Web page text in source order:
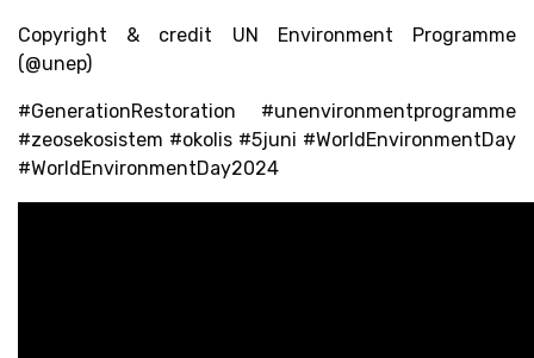
Copyright & credit UN Environment Programme
(@unep)
#GenerationRestoration #unenvironmentprogramme
#zeosekosistem #okolis #5juni #WorldEnvironmentDay
#WorldEnvironmentDay2024